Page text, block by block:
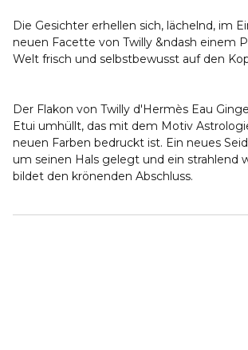
Die Gesichter erhellen sich, lächelnd, im
neuen Facette von Twilly &ndash einem
Welt frisch und selbstbewusst auf den
Der Flakon von Twilly d'Hermès Eau
Etui umhüllt, das mit dem Motiv
neuen Farben bedruckt ist. Ein neues
um seinen Hals gelegt und ein strahlend
bildet den krönenden Abschluss.